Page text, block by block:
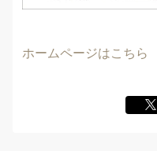
ホームページはこちら